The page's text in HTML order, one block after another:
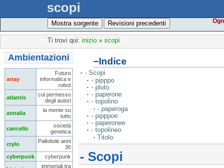
scopi
Mostra sorgente Revisioni precedenti
Ti trovi qui: inizio» scopi
Ambientazioni
array
Futuro
informatica e
robot
atlantis
col permesso
degli autori
astralia
la mente su
tutto
cancello
società
genetica
crylo
Pallottole anni
30
cyberpunk
cyberpunk
immortali tra
−Indice
- Scopi
- pipppo
- pluto
- paperone
- topolino
- paperoga
- pipppoe
- paperonee
- topolineo
Titolo
- Scopi